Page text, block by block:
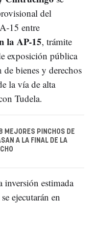
del
15 entre
la AP-15, trámite
exposición pública
bienes y derechos
la vía de alta
Tudela.
MEJORES PINCHOS DE
A LA FINAL DE LA
inversión estimada
ejecutarán en